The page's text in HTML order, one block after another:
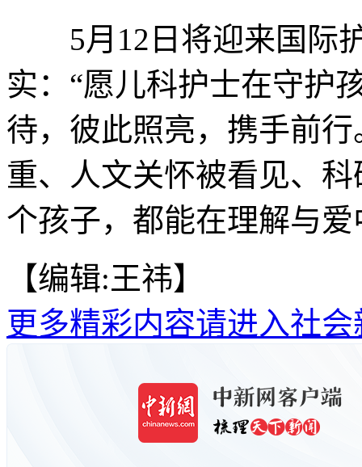
5月12日将迎来国际护
实：“愿儿科护士在守护
待，彼此照亮，携手前
重、人文关怀被看见、
个孩子，都能在理解与
【编辑:王祎】
更多精彩内容请进入社会